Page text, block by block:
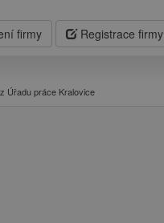
firmy Registrace firmy
Úřadu práce Kralovice